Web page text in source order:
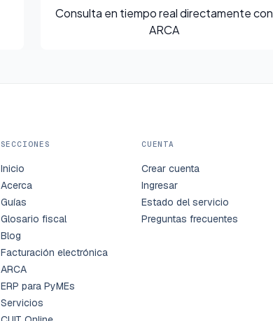
Consulta en tiempo real directamente con
ARCA
SECCIONES
Inicio
Acerca
Guías
Glosario fiscal
Blog
Facturación electrónica
ARCA
ERP para PyMEs
Servicios
CUENTA
Crear cuenta
Ingresar
Estado del servicio
Preguntas frecuentes